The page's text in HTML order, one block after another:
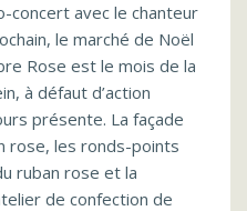
concert avec le chanteur
le marché de Noël
Rose est le mois de la
à défaut d’action
présente. La façade
rose, les ronds-points
ruban rose et la
de confection de